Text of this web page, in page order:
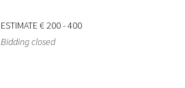
ESTIMATE€ 200 - 400
Bidding closed